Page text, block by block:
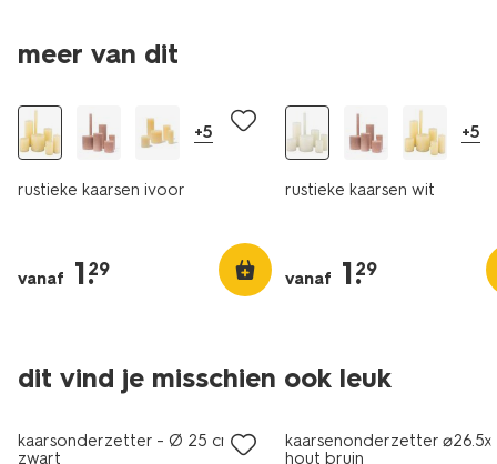
meer van dit
vegan
+5
rustieke kaarsen ivoor
vanaf 1.
29
+5
rustieke kaarsen wit
vanaf 1.
29
dit vind je misschien ook leuk
sale
kaarsonderzetter - Ø 25 cm -
zwart
kaarsenonderzetter
hout bruin